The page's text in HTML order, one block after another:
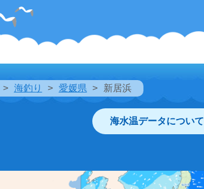
海釣り 愛媛県 新居浜
海水温データについて